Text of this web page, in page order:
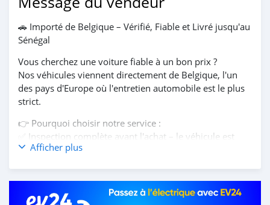
🚗 Importé de Belgique – Vérifié, Fiable et Livré jusqu'au
Sénégal
Vous cherchez une voiture fiable à un bon prix ?
Nos véhicules viennent directement de Belgique, l'un
des pays d'Europe où l'entretien automobile est le plus
strict.
👉 Pourquoi choisir notre service :
✅ Inspection complète avant l'achat – le véhicule est
contrôlé dans l'un de nos 200 garages partenaires en
✅ Kilométrage garanti avec CarPass – en Belgique, le
kilométrage est contrôlé par un système officiel. Vous
Afficher plus